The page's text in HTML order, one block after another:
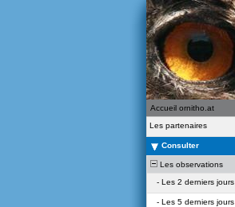
Accueil ornitho.at
Les partenaires
Consulter
Les observations
- Les 2 derniers jours
- Les 5 derniers jours